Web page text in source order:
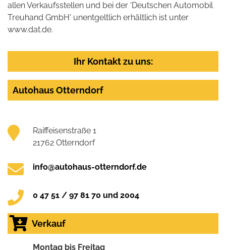
allen Verkaufsstellen und bei der 'Deutschen Automobil
Treuhand GmbH' unentgeltlich erhältlich ist unter
www.dat.de.
Ihr Kontakt zu uns:
Autohaus Otterndorf
Raiffeisenstraße 1
21762 Otterndorf
info@autohaus-otterndorf.de
0 47 51 / 97 81 70 und 2004
Verkauf
Montag bis Freitag